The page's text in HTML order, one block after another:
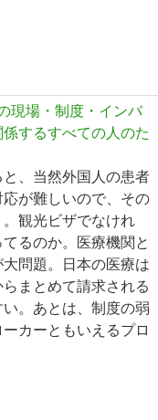
現場・制度・インバ
するすべての人のた
、当然外国人の患者
が難しいので、その
観光ビザでなけれ
るのか。医療機関と
問題。日本の医療は
まとめて請求される
。あとは、制度の弱
カーともいえるプロ